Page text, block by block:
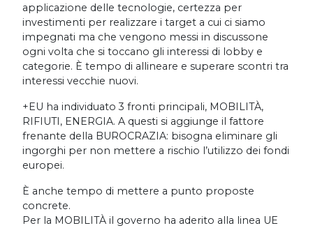
applicazione delle tecnologie, certezza per
investimenti per realizzare i target a cui ci siamo
impegnati ma che vengono messi in discussone
ogni volta che si toccano gli interessi di lobby e
categorie. È tempo di allineare e superare scontri tra
interessi vecchie nuovi.
+EU ha individuato 3 fronti principali, MOBILITÀ,
RIFIUTI, ENERGIA. A questi si aggiunge il fattore
frenante della BUROCRAZIA: bisogna eliminare gli
ingorghi per non mettere a rischio l’utilizzo dei fondi
europei.
È anche tempo di mettere a punto proposte
concrete.
Per la MOBILITÀ il governo ha aderito alla linea UE